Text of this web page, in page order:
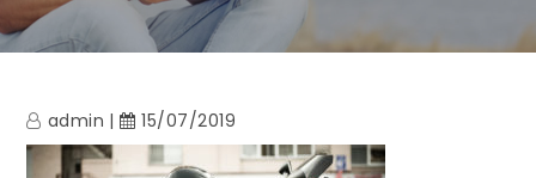
admin 15/07/2019